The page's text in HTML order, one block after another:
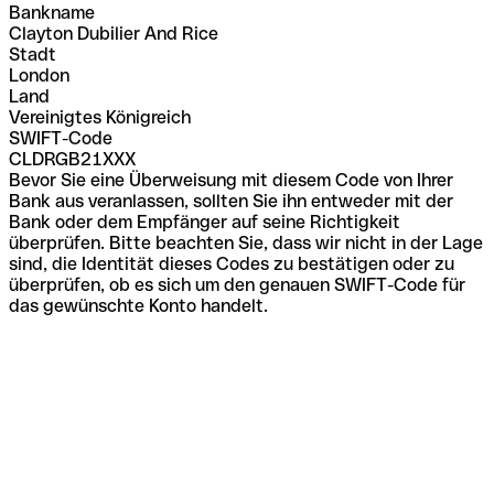
Bankname
Clayton Dubilier And Rice
Stadt
London
Land
Vereinigtes Königreich
SWIFT-Code
CLDRGB21XXX
Bevor Sie eine Überweisung mit diesem Code von Ihrer
Bank aus veranlassen, sollten Sie ihn entweder mit der
Bank oder dem Empfänger auf seine Richtigkeit
überprüfen. Bitte beachten Sie, dass wir nicht in der Lage
sind, die Identität dieses Codes zu bestätigen oder zu
überprüfen, ob es sich um den genauen SWIFT-Code für
das gewünschte Konto handelt.